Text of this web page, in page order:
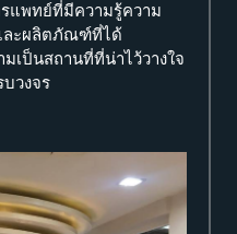
แพทย์ที่มีความรู้ความ
ละผลิตภัณฑ์ที่ได้
เป็นสถานที่ที่น่าไว้วางใจ
วงจร